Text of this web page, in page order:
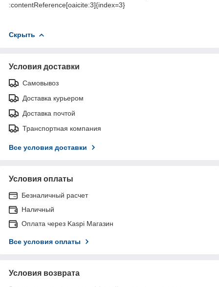
:contentReference[oaicite:3]{index=3}
Скрыть
Условия доставки
Самовывоз
Доставка курьером
Доставка почтой
Транспортная компания
Все условия доставки
Условия оплаты
Безналичный расчет
Наличный
Оплата через Kaspi Магазин
Все условия оплаты
Условия возврата